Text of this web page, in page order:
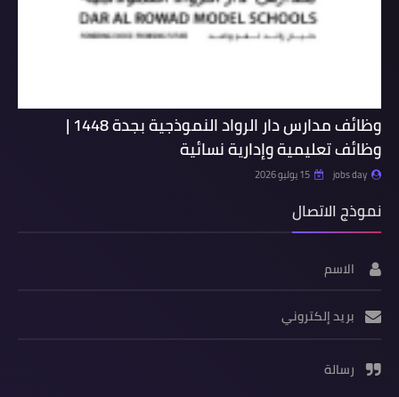
وظائف مدارس دار الرواد النموذجية بجدة 1448 |
وظائف تعليمية وإدارية نسائية
jobs day 15 يوليو 2026
نموذج الاتصال
الاسم
بريد إلكتروني
رسالة